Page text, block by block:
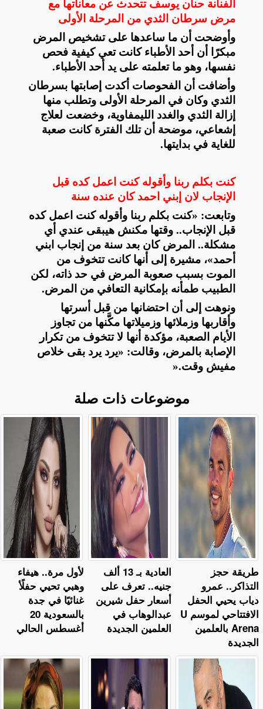
الفنانة حنان يوسف تتحدث عن معاناتها مع
مرض سرطان الثدي من المرحلة الأولى
وأوضحت أن ما ساعدها على تشخيص المرض
مبكرًا أن أحد الأطباء كانت تعي كيفية فحص
نفسها، وهو ما تعلمته على يد أحد الأطباء.
وأضافت أن الفحوصات أكدت إصابتها بسرطان
الثدي وكان في المرحلة الأولى وتطلب منها
إزالة الثدي والغدد الليمفاوية، وخضعت لعلاج
إشعاعي، موضحة أن تلك الفترة كانت صعبة
للغاية في بدايتها.
كنت بكلم ربنا وأقوله كنت اعمل كده قبل
الإنجاب لان إبني احمد كان عنده سنة
وتابعت: «كنت بكلم ربنا وأقوله كنت اعمل كده
قبل الإنجاب.. وقتها مكنش هيبقى عندي أي
مشكلة.. المرض كان بعد سنة من إنجاب ابني
أحمد»، مشيرة إلى أنها كانت تتخوف من
الموت بسبب صعوبة المرض في حد ذاته، لكن
الطبيب طمأنه بإمكانية التعافي من المرض.
ونوهت إلى أن احتضانها من قبل أسرتها
وأقاربها وزملائها وزميلاتها مكَّنها من تجاوز
الأيام الصعبة، مؤكدة أنها لا تتخوف من تكرار
الإصابة بالمرض، وقالت: «يرد يرد بقى خلاص
مفيش وقت».
موضوعات ذات صلة
لأول مرة.. هيفاء
وهبي تحيي حفلًأ
غنائيًا في جدة
بالسعودية 20
أغسطس الحالي
العادية بـ 13 ألف
جنيه.. تعرف على
أسعار حفل شيرين
عبدالوهاب في
العلمين الجديدة
طريقة حجز
التذاكر.. عمرو
دياب يحيي الحفل
الافتتاحي لموسم U
Arena بالعلمين
الجديدة